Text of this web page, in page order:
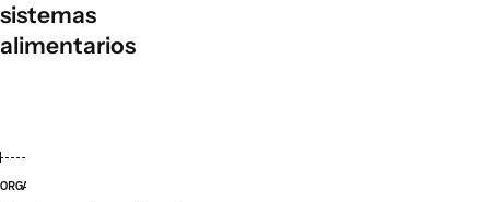
sistemas
alimentarios
ORGANIZACIONES LÍDERES